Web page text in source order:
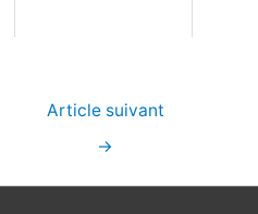
Article suivant
→